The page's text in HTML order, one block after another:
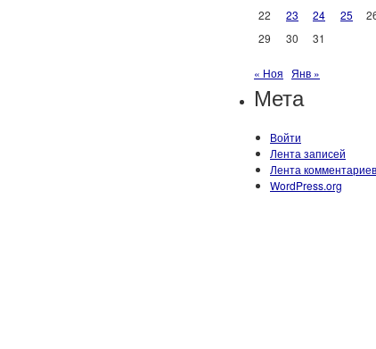
22
23 24 25
29
30 31
« Ноя Янв »
Мета
Войти
Лента записей
Лента комментариев
WordPress.org